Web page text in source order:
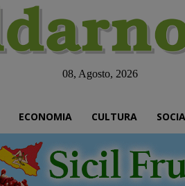
08, Agosto, 2026
ECONOMIA CULTURA